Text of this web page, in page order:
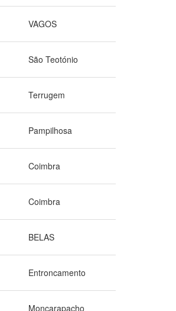
VAGOS
São Teotónio
Terrugem
Pampilhosa
Coimbra
Coimbra
BELAS
Entroncamento
Moncarapacho